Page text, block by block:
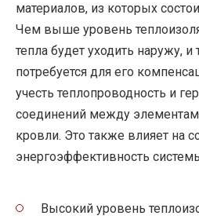
материалов, из которых
Чем выше уровень
тепла будет уходить наружу,
потребуется для его
учесть теплопроводность и
соединений между
кровли. Это также влияет на
энергоэффективность
Высокий уровень